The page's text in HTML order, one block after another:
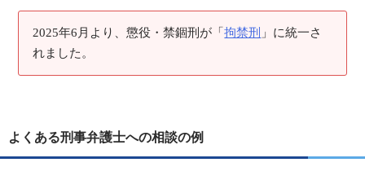
2025年6月より、懲役・禁錮刑が「拘禁刑 」に統一さ
れました。
よくある刑事弁護士への相談の例